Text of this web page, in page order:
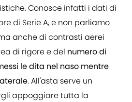
Conosce infatti i dati di
di Serie A, e non parliamo
anche di contrasti aerei
di rigore e del numero di
le dita nel naso mentre
. All'asta serve un
appoggiare tutta la